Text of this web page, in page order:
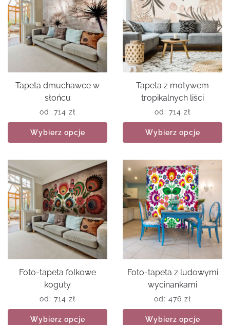
Tapeta dmuchawce w
słońcu
od: 714 zł
Wybierz opcje
Tapeta z motywem
tropikalnych liści
od: 714 zł
Wybierz opcje
Foto-tapeta folkowe
koguty
od: 714 zł
Wybierz opcje
Foto-tapeta z ludowymi
wycinankami
od: 476 zł
Wybierz opcje